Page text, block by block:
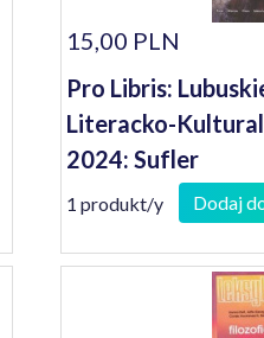
15,00 PLN
Pro Libris:
Literacko-
2024: Sufler
1 produkt/y Dodaj